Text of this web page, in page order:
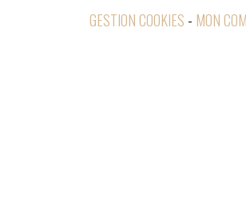
GESTION COOKIES
MON